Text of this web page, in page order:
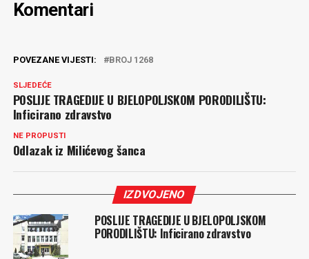
Komentari
POVEZANE VIJESTI: BROJ 1268
SLJEDEĆE
POSLIJE TRAGEDIJE U BJELOPOLJSKOM PORODILIŠTU:
Inficirano zdravstvo
NE PROPUSTI
Odlazak iz Milićevog šanca
IZDVOJENO
POSLIJE TRAGEDIJE U BJELOPOLJSKOM
PORODILIŠTU: Inficirano zdravstvo